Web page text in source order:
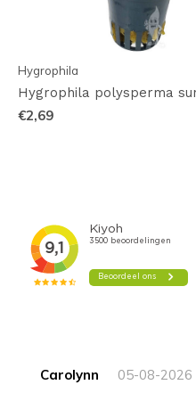
Hygrophila
Hygrophila polysperma
€2,69
Carolynn 05-08-2026